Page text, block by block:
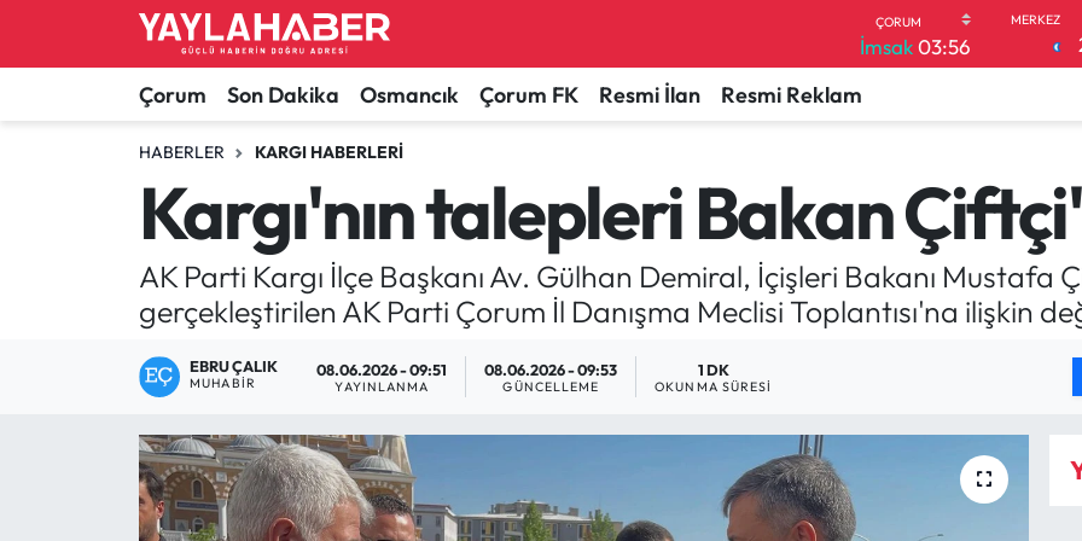
İmsak03:56
Çorum Son Dakika Osmancık Çorum FK Resmi İlan Resmi Reklam
HABERLER KARGI HABERLERI
Kargı'nın talepleri Bakan
AK Parti Kargı İlçe Başkanı Av. Gülhan Demiral, İçişleri Bakanı Mustafa
gerçekleştirilen AK Parti Çorum İl Danışma Meclisi Toplantısı'na ilişkin
EBRU ÇALIK
MUHABIR
08.06.2026 - 09:51
YAYINLANMA
08.06.2026 - 09:53
GÜNCELLEME
1 DK
OKUNMA SÜRESI
Alaca Haberleri
Bayat Haberleri
Bilgi - Keşfet Haberleri
Bilim ve Teknoloji
Boğazkale Haberleri
Çorum Haberleri
Çorum Son Dakika Haberleri
Dodurga Haberleri
Çorum Nöbetçi Eczaneler
Çorum Hava Durumu
Çorum Namaz Vakitleri
Çorum Trafik Yoğunluk Haritası
TFF 1.Lig Puan Durumu ve Fikstür
Tüm Manşetler
Son Dakika Haberleri
Haber Arşivi